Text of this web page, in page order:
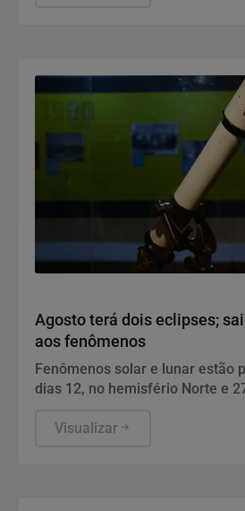
Agosto terá dois eclipses;
aos fenômenos
Fenômenos solar e lunar estão
dias 12, no hemisfério Norte e
Visualizar